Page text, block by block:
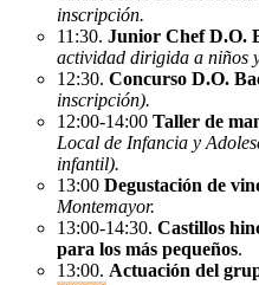
inscripción.
11:30. Junior Chef D.O.
actividad dirigida a niños
12:30. Concurso D.O.
inscripción).
12:00-14:00 Taller de
Local de Infancia y
infantil).
13:00 Degustación de
Montemayor.
13:00-14:30. Castillos
para los más pequeños.
13:00. Actuación del